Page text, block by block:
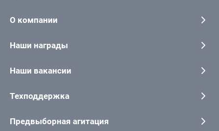
О компании
Наши награды
Наши вакансии
Техподдержка
Предвыборная агитация